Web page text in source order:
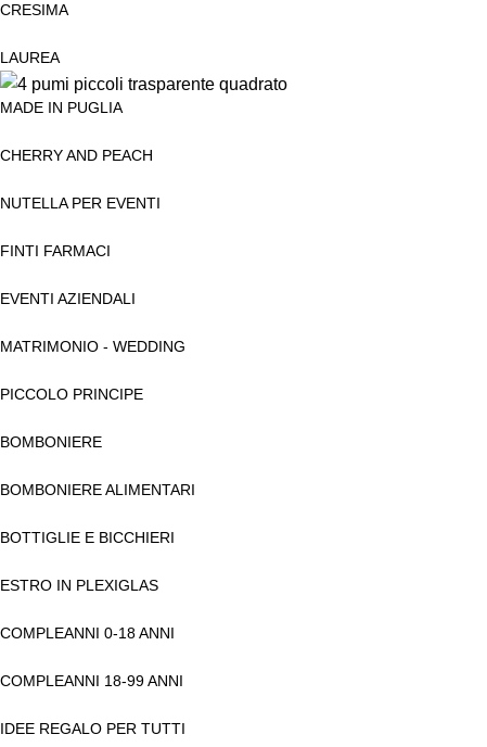
CRESIMA
LAUREA
MADE IN PUGLIA
CHERRY AND PEACH
NUTELLA PER EVENTI
FINTI FARMACI
EVENTI AZIENDALI
MATRIMONIO - WEDDING
PICCOLO PRINCIPE
BOMBONIERE
BOMBONIERE ALIMENTARI
BOTTIGLIE E BICCHIERI
ESTRO IN PLEXIGLAS
COMPLEANNI 0-18 ANNI
COMPLEANNI 18-99 ANNI
IDEE REGALO PER TUTTI